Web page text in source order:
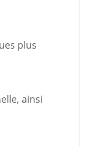
plus
ainsi